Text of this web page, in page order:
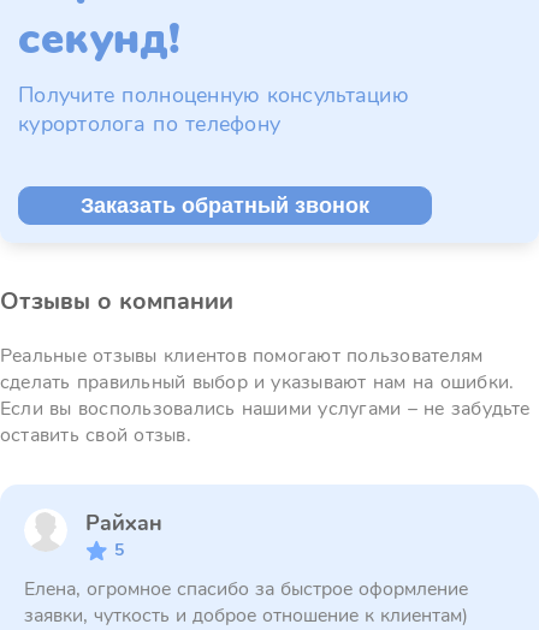
секунд!
Получите полноценную консультацию
курортолога по телефону
Заказать обратный звонок
Отзывы о компании
Реальные отзывы клиентов помогают пользователям
сделать правильный выбор и указывают нам на ошибки.
Если вы воспользовались нашими услугами – не забудьте
оставить свой отзыв.
Райхан
5
Елена, огромное спасибо за быстрое оформление
заявки, чуткость и доброе отношение к клиентам)